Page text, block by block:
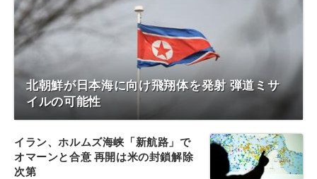
北朝鮮が日本海に向け飛翔体を発射 弾道ミサ
イルの可能性
イラン、ホルムズ海峡「新航路」で
オマーンと合意 再開は米の封鎖解除
次第